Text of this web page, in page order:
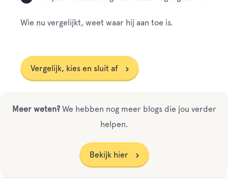
Wie nu vergelijkt, weet waar hij aan toe is.
Vergelijk, kies en sluit af
Meer weten?We hebben nog meer blogs die jou verder
helpen.
Bekijk hier